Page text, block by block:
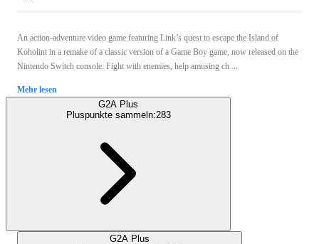
An action-adventure video game featuring Link’s quest to escape the Island of
Koholint in a remake of a classic version of a Game Boy game, now released on the
Nintendo Switch console. Fight with enemies, help amusing ch ...
Mehr lesen
G2A Plus
Pluspunkte sammeln:283
G2A Plus